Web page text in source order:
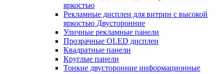
яркостью
Рекламные дисплеи для витрин с высокой
яркостью Двусторонние
Уличные рекламные панели
Прозрачные OLED дисплеи
Квадратные панели
Круглые панели
Тонкие двусторонние информационные